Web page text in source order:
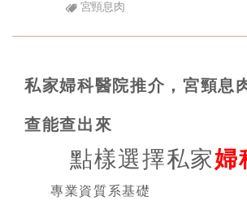
宮頸息肉
私家婦科醫院推介，宮頸息
查能查出來
點樣選擇私家婦
專業資質系基礎